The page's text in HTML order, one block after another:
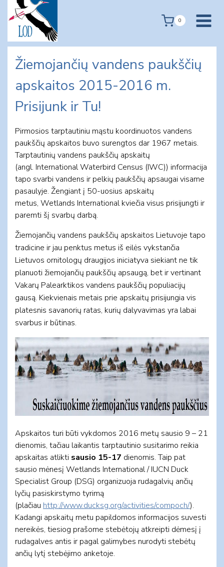
content
0
Žiemojančių vandens paukščių
apskaitos 2015-2016 m.
Prisijunk ir Tu!
Pirmosios tarptautiniu mąstu koordinuotos vandens
paukščių apskaitos buvo surengtos dar 1967 metais.
Tarptautinių vandens paukščių apskaitų
(angl. International Waterbird Census (IWC)) informacija
tapo svarbi vandens ir pelkių paukščių apsaugai visame
pasaulyje. Žengiant į 50-uosius apskaitų
metus, Wetlands International kviečia visus prisijungti ir
paremti šį svarbų darbą.
Žiemojančių vandens paukščių apskaitos Lietuvoje tapo
tradicine ir jau penktus metus iš eilės vykstančia
Lietuvos ornitologų draugijos iniciatyva siekiant ne tik
planuoti žiemojančių paukščių apsaugą, bet ir vertinant
Vakarų Palearktikos vandens paukščių populiacijų
gausą. Kiekvienais metais prie apskaitų prisijungia vis
platesnis savanorių ratas, kurių dalyvavimas yra labai
svarbus ir būtinas.
Apskaitos turi būti vykdomos 2016 metų sausio 9 – 21
dienomis, tačiau laikantis tarptautinio susitarimo reikia
apskaitas atlikti sausio 15-17 dienomis. Taip pat
sausio mėnesį Wetlands International / IUCN Duck
Specialist Group (DSG) organizuoja rudagalvių ančių
lyčių pasiskirstymo tyrimą
(plačiau http://www.ducksg.org/activities/compoch/).
Kadangi apskaitų metu papildomos informacijos suvesti
nereikės, tiesiog prašome stebėtojų atkreipti dėmesį į
rudagalves antis ir pagal galimybes nurodyti stebėtų
ančių lytį stebėjimo anketoje.